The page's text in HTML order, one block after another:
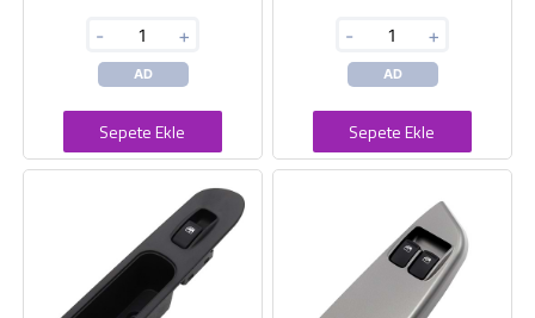
- +
AD
Sepete Ekle
- +
AD
Sepete Ekle